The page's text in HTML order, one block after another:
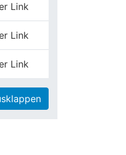
Link
Link
Link